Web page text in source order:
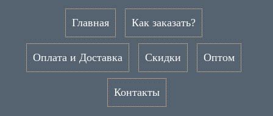
Главная Как заказать?
Оплата и Доставка Скидки Оптом
Контакты